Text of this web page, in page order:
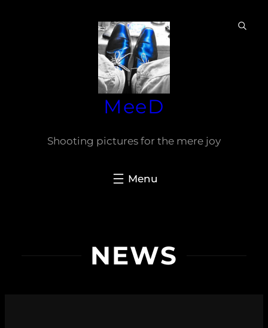
MeeD
Shooting pictures for the mere joy
NEWS